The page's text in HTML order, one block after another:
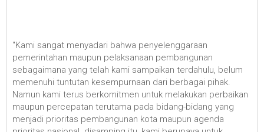
"Kami sangat menyadari bahwa penyelenggaraan
pemerintahan maupun pelaksanaan pembangunan
sebagaimana yang telah kami sampaikan terdahulu, belum
memenuhi tuntutan kesempurnaan dari berbagai pihak.
Namun kami terus berkomitmen untuk melakukan perbaikan
maupun percepatan terutama pada bidang-bidang yang
menjadi prioritas pembangunan kota maupun agenda